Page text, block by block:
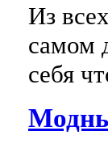
Из
самом
себя